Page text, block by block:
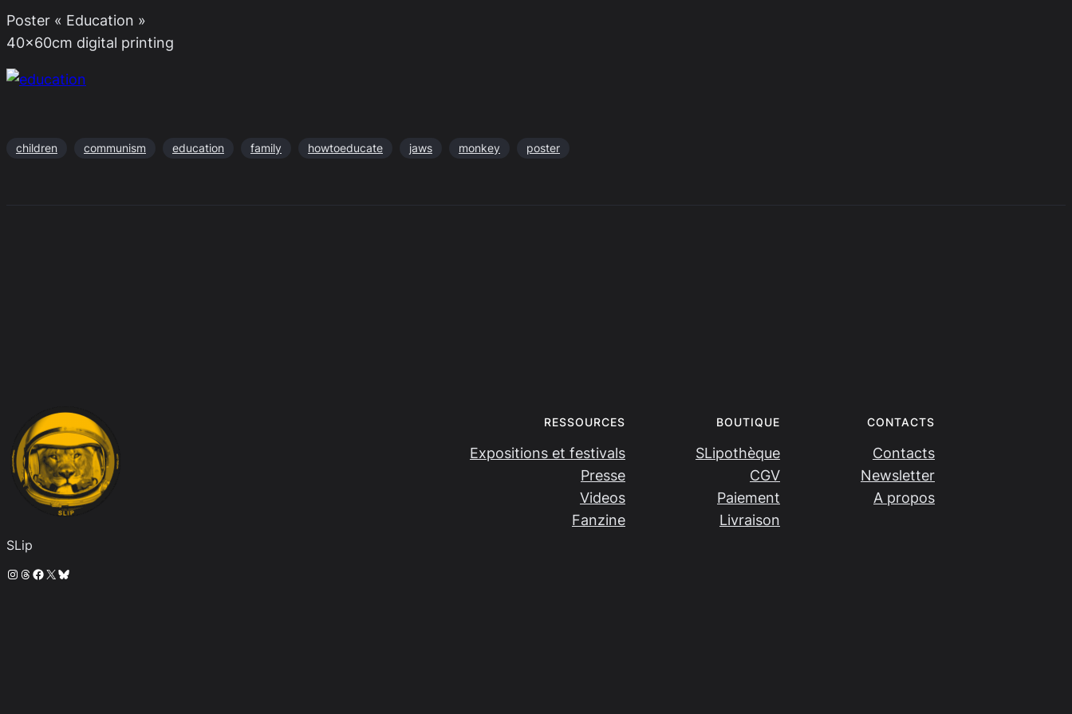
Poster « Education »
40x60cm digital printing
children communism education family howtoeducate jaws monkey poster
SLip
Instagram
Threads
Facebook
X Bluesky
RESSOURCES
Expositions et festivals
Presse
Videos
Fanzine
BOUTIQUE
SLipothèque
CGV
Paiement
Livraison
CONTACTS
Contacts
Newsletter
A propos